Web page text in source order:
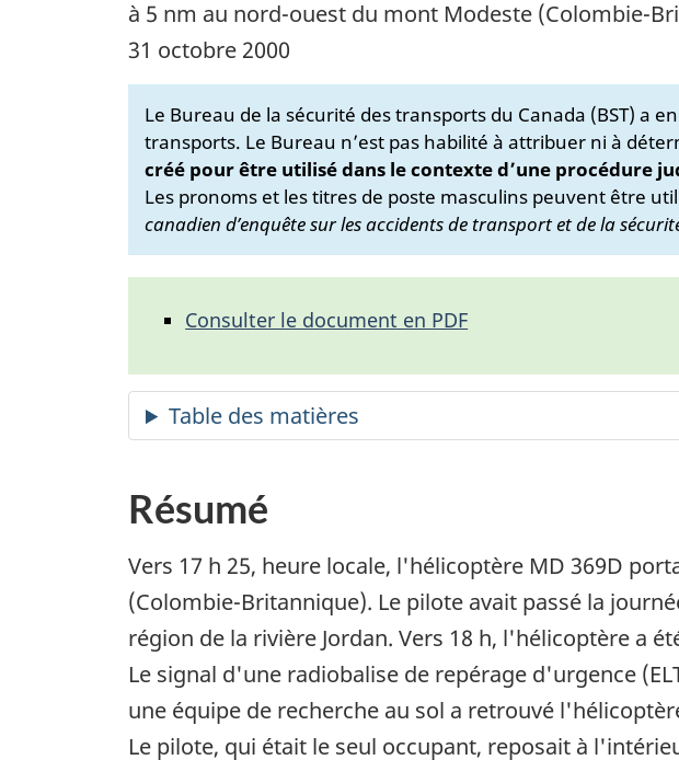
à 5 nm au nord-ouest du mont Modeste (Colombie-
31 octobre 2000
Le Bureau de la sécurité des transports du Canada (BST) a
transports. Le Bureau n’est pas habilité à attribuer ni à
créé pour être utilisé dans le contexte d’une procédure
Les pronoms et les titres de poste masculins peuvent être
canadien d’enquête sur les accidents de transport et de la
Consulter le document en PDF
Résumé
Vers 17 h 25, heure locale, l'hélicoptère MD 369D
(Colombie-Britannique). Le pilote avait passé la
région de la rivière Jordan. Vers 18 h, l'hélicoptère a
Le signal d'une radiobalise de repérage d'urgence
une équipe de recherche au sol a retrouvé
Le pilote, qui était le seul occupant, reposait à